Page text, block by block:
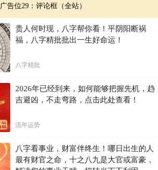
广告位29：评论框（全站）
贵人何时现，八字帮你看！平阴阳断祸
福，八字精批批出一生好命运！
八字精批
2026年已经到来，如何能够把握先机，趋
吉避凶，不走弯路，点击此处查看！
流年运势
八字看事业，财富伴终生！哪日出生的人
最有财官之命，十之八九是大官或富豪，